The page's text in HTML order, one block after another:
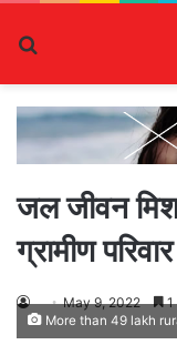
जल जीवन
ग्रामीण
May 9, 2022 1
More than 49 lakh